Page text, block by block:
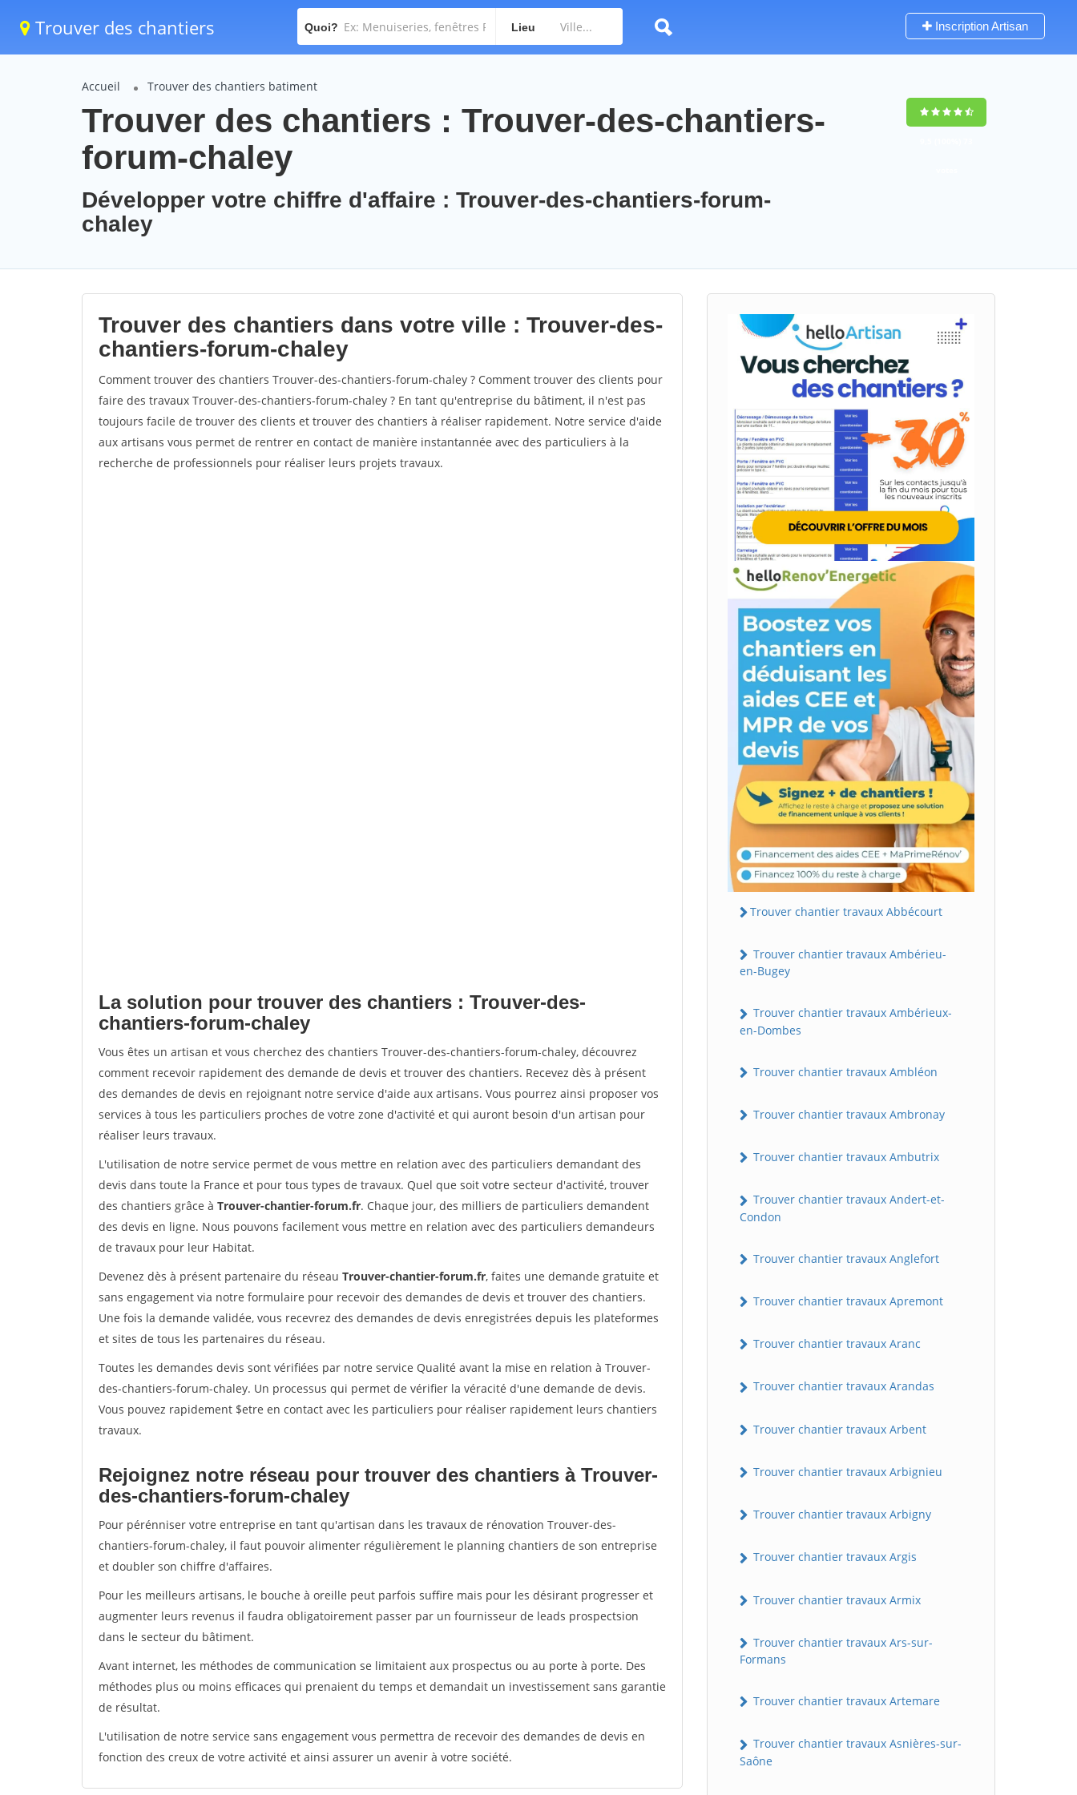
Trouver des chantiers Quoi? Lieu Inscription Artisan
Accueil Trouver des chantiers batiment
Trouver des chantiers : Trouver-des-chantiers-
forum-chaley
Développer votre chiffre d'affaire : Trouver-des-chantiers-forum-
chaley
Trouver des chantiers dans votre ville : Trouver-des-
chantiers-forum-chaley
Comment trouver des chantiers Trouver-des-chantiers-forum-chaley ? Comment trouver des clients pour
faire des travaux Trouver-des-chantiers-forum-chaley ? En tant qu'entreprise du bâtiment, il n'est pas
toujours facile de trouver des clients et trouver des chantiers à réaliser rapidement. Notre service d'aide
aux artisans vous permet de rentrer en contact de manière instantannée avec des particuliers à la
recherche de professionnels pour réaliser leurs projets travaux.
La solution pour trouver des chantiers : Trouver-des-
chantiers-forum-chaley
Vous êtes un artisan et vous cherchez des chantiers Trouver-des-chantiers-forum-chaley, découvrez
comment recevoir rapidement des demande de devis et trouver des chantiers. Recevez dès à présent
des demandes de devis en rejoignant notre service d'aide aux artisans. Vous pourrez ainsi proposer vos
services à tous les particuliers proches de votre zone d'activité et qui auront besoin d'un artisan pour
réaliser leurs travaux.
L'utilisation de notre service permet de vous mettre en relation avec des particuliers demandant des
devis dans toute la France et pour tous types de travaux. Quel que soit votre secteur d'activité, trouver
des chantiers grâce à Trouver-chantier-forum.fr. Chaque jour, des milliers de particuliers demandent
des devis en ligne. Nous pouvons facilement vous mettre en relation avec des particuliers demandeurs
de travaux pour leur Habitat.
Devenez dès à présent partenaire du réseau Trouver-chantier-forum.fr, faites une demande gratuite et
sans engagement via notre formulaire pour recevoir des demandes de devis et trouver des chantiers.
Une fois la demande validée, vous recevrez des demandes de devis enregistrées depuis les plateformes
et sites de tous les partenaires du réseau.
Toutes les demandes devis sont vérifiées par notre service Qualité avant la mise en relation à Trouver-
des-chantiers-forum-chaley. Un processus qui permet de vérifier la véracité d'une demande de devis.
Vous pouvez rapidement $etre en contact avec les particuliers pour réaliser rapidement leurs chantiers
travaux.
Rejoignez notre réseau pour trouver des chantiers à Trouver-
des-chantiers-forum-chaley
Pour pérénniser votre entreprise en tant qu'artisan dans les travaux de rénovation Trouver-des-
chantiers-forum-chaley, il faut pouvoir alimenter régulièrement le planning chantiers de son entreprise
et doubler son chiffre d'affaires.
Pour les meilleurs artisans, le bouche à oreille peut parfois suffire mais pour les désirant progresser et
augmenter leurs revenus il faudra obligatoirement passer par un fournisseur de leads prospectsion
dans le secteur du bâtiment.
Avant internet, les méthodes de communication se limitaient aux prospectus ou au porte à porte. Des
méthodes plus ou moins efficaces qui prenaient du temps et demandait un investissement sans garantie
de résultat.
L'utilisation de notre service sans engagement vous permettra de recevoir des demandes de devis en
fonction des creux de votre activité et ainsi assurer un avenir à votre société.
Trouver chantier travaux Abbécourt
Trouver chantier travaux Ambérieu-
en-Bugey
Trouver chantier travaux Ambérieux-
en-Dombes
Trouver chantier travaux Ambléon
Trouver chantier travaux Ambronay
Trouver chantier travaux Ambutrix
Trouver chantier travaux Andert-et-
Condon
Trouver chantier travaux Anglefort
Trouver chantier travaux Apremont
Trouver chantier travaux Aranc
Trouver chantier travaux Arandas
Trouver chantier travaux Arbent
Trouver chantier travaux Arbignieu
Trouver chantier travaux Arbigny
Trouver chantier travaux Argis
Trouver chantier travaux Armix
Trouver chantier travaux Ars-sur-
Formans
Trouver chantier travaux Artemare
Trouver chantier travaux Asnières-sur-
Saône